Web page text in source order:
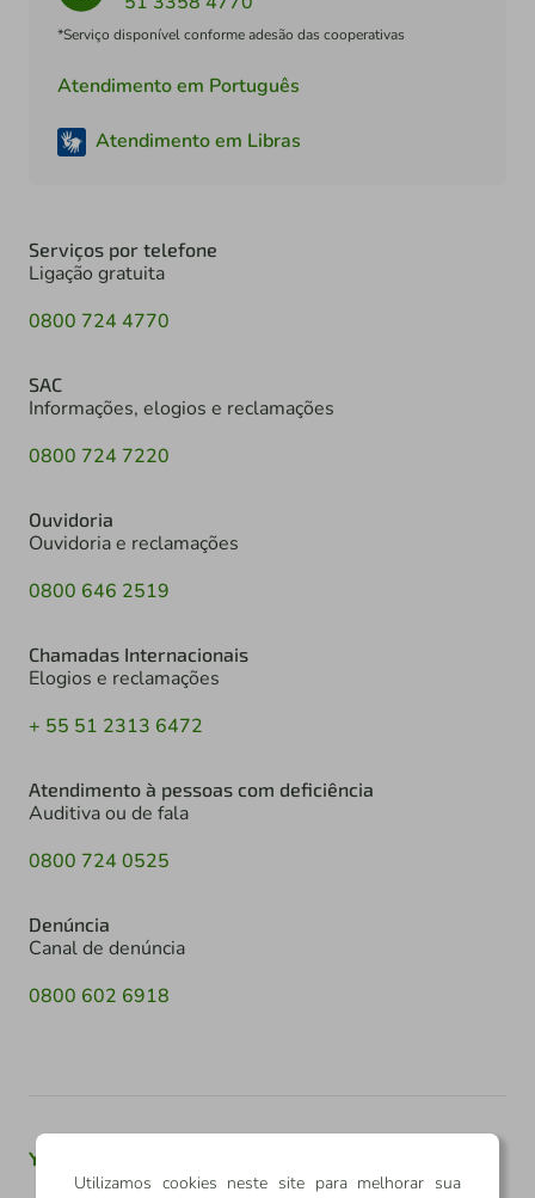
*Serviço disponível conforme adesão das cooperativas
Atendimento em Português
Atendimento em Libras
Serviços por telefone
Ligação gratuita
0800 724 4770
SAC
Informações, elogios e reclamações
0800 724 7220
Ouvidoria
Ouvidoria e reclamações
0800 646 2519
Chamadas Internacionais
Elogios e reclamações
+ 55 51 2313 6472
Atendimento à pessoas com deficiência
Auditiva ou de fala
0800 724 0525
Denúncia
Canal de denúncia
0800 602 6918
Youtube
Utilizamos cookies neste site para melhorar sua